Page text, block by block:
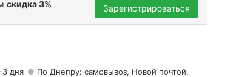
скидка 3% Зарегистрироваться
3 дня
По Днепру: самовывоз, Новой почтой,